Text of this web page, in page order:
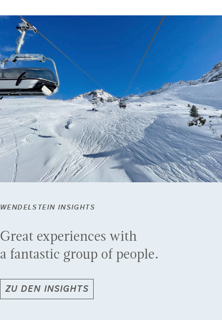
WENDELSTEIN INSIGHTS
Great experiences with
a fantastic group of people.
ZU DEN INSIGHTS